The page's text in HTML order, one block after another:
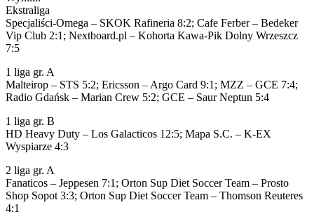
Ekstraliga
Specjaliści-Omega – SKOK Rafineria 8:2; Cafe Ferber – Bedeker
Vip Club 2:1; Nextboard.pl – Kohorta Kawa-Pik Dolny Wrzeszcz
7:5
1 liga gr. A
Malteirop – STS 5:2; Ericsson – Argo Card 9:1; MZZ – GCE 7:4;
Radio Gdańsk – Marian Crew 5:2; GCE – Saur Neptun 5:4
1 liga gr. B
HD Heavy Duty – Los Galacticos 12:5; Mapa S.C. – K-EX
Wyspiarze 4:3
2 liga gr. A
Fanaticos – Jeppesen 7:1; Orton Sup Diet Soccer Team – Prosto
Shop Sopot 3:3; Orton Sup Diet Soccer Team – Thomson Reuteres
4:1